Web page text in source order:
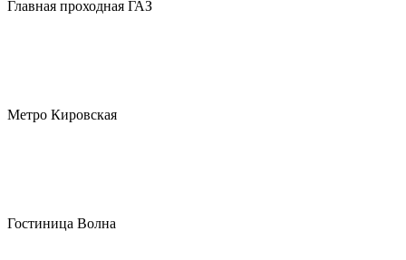
Главная проходная ГАЗ
Метро Кировская
Гостиница Волна